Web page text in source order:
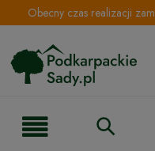
Obecny czas realizacji